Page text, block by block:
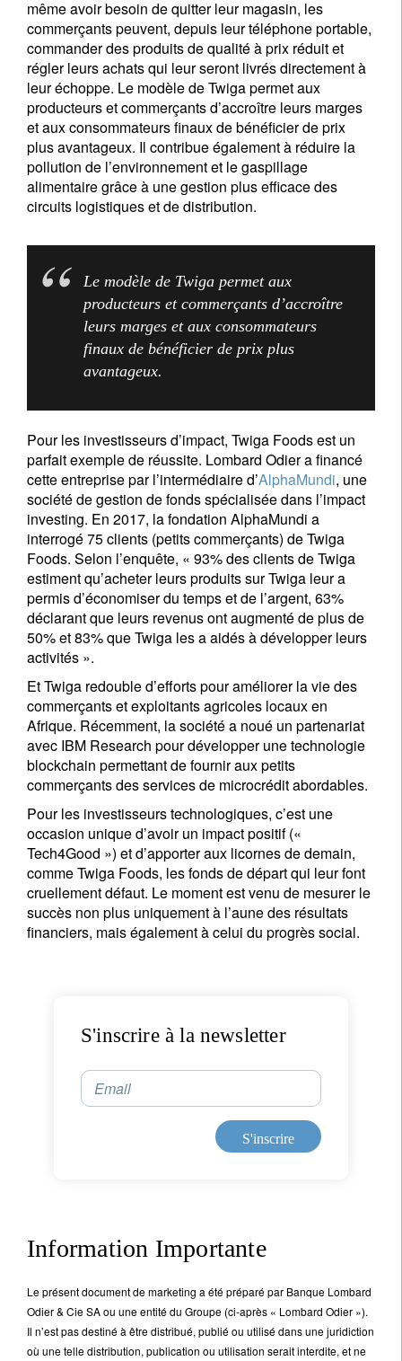
même avoir besoin de quitter leur magasin, les
commerçants peuvent, depuis leur téléphone portable,
commander des produits de qualité à prix réduit et
régler leurs achats qui leur seront livrés directement à
leur échoppe. Le modèle de Twiga permet aux
producteurs et commerçants d’accroître leurs marges
et aux consommateurs finaux de bénéficier de prix
plus avantageux. Il contribue également à réduire la
pollution de l’environnement et le gaspillage
alimentaire grâce à une gestion plus efficace des
circuits logistiques et de distribution.
Le modèle de Twiga permet aux
producteurs et commerçants d’accroître
leurs marges et aux consommateurs
finaux de bénéficier de prix plus
avantageux.
Pour les investisseurs d’impact, Twiga Foods est un
parfait exemple de réussite. Lombard Odier a financé
cette entreprise par l’intermédiaire d’AlphaMundi, une
société de gestion de fonds spécialisée dans l’impact
investing. En 2017, la fondation AlphaMundi a
interrogé 75 clients (petits commerçants) de Twiga
Foods. Selon l’enquête, « 93% des clients de Twiga
estiment qu’acheter leurs produits sur Twiga leur a
permis d’économiser du temps et de l’argent, 63%
déclarant que leurs revenus ont augmenté de plus de
50% et 83% que Twiga les a aidés à développer leurs
activités ».
Et Twiga redouble d’efforts pour améliorer la vie des
commerçants et exploitants agricoles locaux en
Afrique. Récemment, la société a noué un partenariat
avec IBM Research pour développer une technologie
blockchain permettant de fournir aux petits
commerçants des services de microcrédit abordables.
Pour les investisseurs technologiques, c’est une
occasion unique d’avoir un impact positif («
Tech4Good ») et d’apporter aux licornes de demain,
comme Twiga Foods, les fonds de départ qui leur font
cruellement défaut. Le moment est venu de mesurer le
succès non plus uniquement à l’aune des résultats
financiers, mais également à celui du progrès social.
S'inscrire à la newsletter
Email
S'inscrire
Information Importante
Le présent document de marketing a été préparé par Banque Lombard
Odier & Cie SA ou une entité du Groupe (ci-après « Lombard Odier »).
Il n’est pas destiné à être distribué, publié ou utilisé dans une juridiction
où une telle distribution, publication ou utilisation serait interdite, et ne
Title First Name
Last Name
Country of residence
I'm not an US citizen*
Vos informations seront utilisées conformément à
politique de confidentialité.